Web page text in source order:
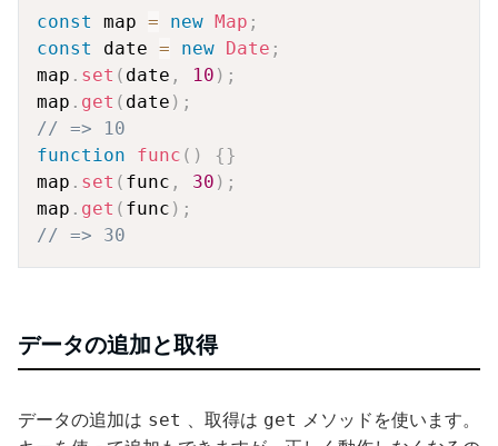
const map = new Map ;
const
date = new Date ;
map . set ( date , 10 ) ;
map . get ( date ) ;
// => 10
function
func ( ) {}
map . set ( func , 30 ) ;
map . get ( func ) ;
// => 30
データの追加と取得
データの追加は set 、取得は get メソッドを使います。